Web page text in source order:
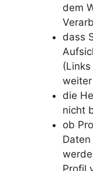
dem
dass
die
nicht
ob
Profil